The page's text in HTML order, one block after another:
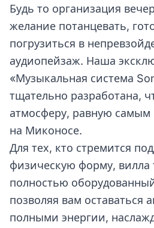
Будь то организация
желание потанцевать,
погрузиться в
аудиопейзаж. Наша
«Музыкальная система
тщательно разработана,
атмосферу, равную самым
на Миконосе.
Для тех, кто стремится
физическую форму, вилла
полностью
позволяя вам оставаться
полными энергии,